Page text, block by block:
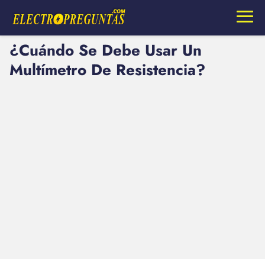
¿Cuándo Se Debe Usar Un
Multímetro De Resistencia?